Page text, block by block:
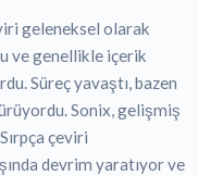
geleneksel olarak
ve genellikle içerik
Süreç yavaştı, bazen
Sonix, gelişmiş
çeviri
devrim yaratıyor ve